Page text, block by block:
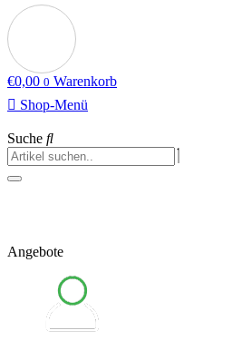
€0,00 0 Warenkorb
Shop-Menü
Suche
Angebote